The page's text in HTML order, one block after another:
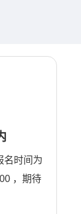
名时间为
，期待